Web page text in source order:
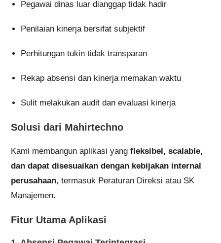
Pegawai dinas luar dianggap tidak hadir
Penilaian kinerja bersifat subjektif
Perhitungan tukin tidak transparan
Rekap absensi dan kinerja memakan waktu
Sulit melakukan audit dan evaluasi kinerja
Solusi dari Mahirtechno
Kami membangun aplikasi yangfleksibel, scalable,
dan dapat disesuaikan dengan kebijakan internal
perusahaan, termasuk Peraturan Direksi atau SK
Manajemen.
Fitur Utama Aplikasi